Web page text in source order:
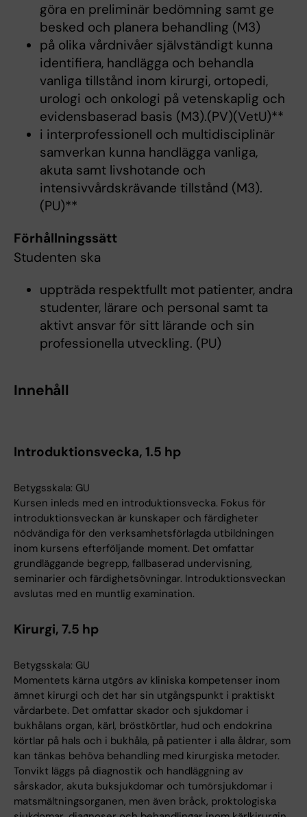
göra en preliminär bedömning samt ge
besked och planera behandling (M3)
på olika vårdnivåer självständigt kunna
identifiera, handlägga och behandla
vanliga tillstånd inom kirurgi, ortopedi,
urologi och onkologi på vetenskaplig och
evidensbaserad basis (M3).(PV)(VetU)**
i interprofessionell och multidisciplinär
samverkan kunna handlägga vanliga,
akuta samt livshotande och
intensivvårdskrävande tillstånd (M3).
(PU)**
Förhållningssätt
Studenten ska
uppträda respektfullt mot patienter, andra
studenter, lärare och personal samt ta
aktivt ansvar för sitt lärande och sin
professionella utveckling. (PU)
Innehåll
Introduktionsvecka, 1.5 hp
Betygsskala: GU
Kursen inleds med en introduktionsvecka. Fokus för
introduktionsveckan är kunskaper och färdigheter
nödvändiga för den verksamhetsförlagda utbildningen
inom kursens efterföljande moment. Det omfattar
grundläggande begrepp, fallbaserad undervisning,
seminarier och färdighetsövningar. Introduktionsveckan
avslutas med en muntlig examination.
Kirurgi, 7.5 hp
Betygsskala: GU
Momentets kärna utgörs av kliniska kompetenser inom
ämnet kirurgi och det har sin utgångspunkt i praktiskt
vårdarbete. Det omfattar skador och sjukdomar i
bukhålans organ, kärl, bröstkörtlar, hud och endokrina
körtlar på hals och i bukhåla, på patienter i alla åldrar, som
kan tänkas behöva behandling med kirurgiska metoder.
Tonvikt läggs på diagnostik och handläggning av
sårskador, akuta buksjukdomar och tumörsjukdomar i
matsmältningsorganen, men även bråck, proktologiska